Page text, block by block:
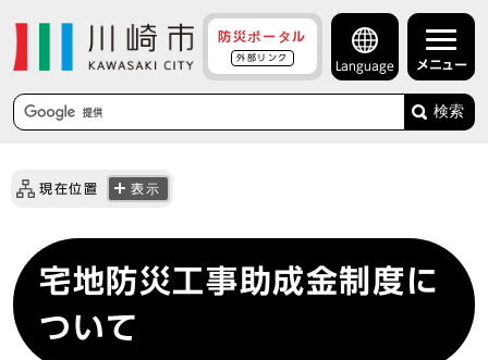
防災ポータル
外部リンク
Language メニュー
検索
現在位置 表示
宅地防災工事助成金制度に
ついて